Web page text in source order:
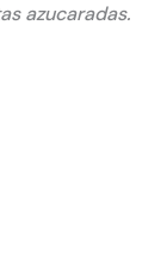
azucaradas.